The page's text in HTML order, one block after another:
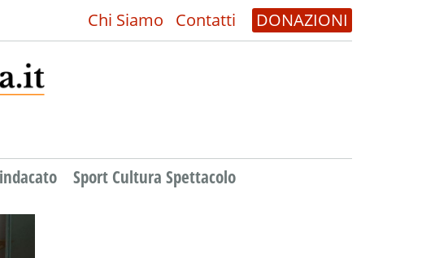
Chi Siamo Contatti DONAZIONI
Sport Cultura Spettacolo